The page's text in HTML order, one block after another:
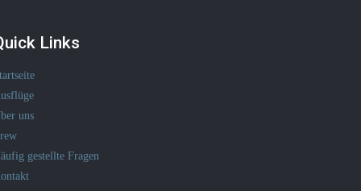
Links
uns
gestellte Fragen